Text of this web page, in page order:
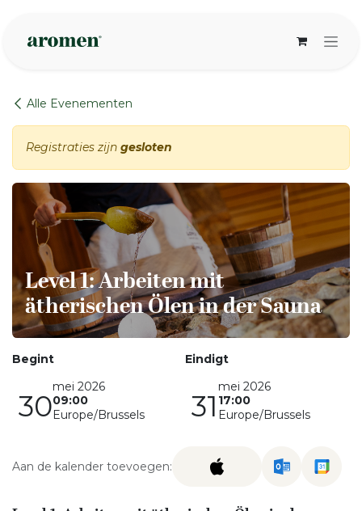
Alle Evenementen
Registraties zijn gesloten
Level 1: Arbeiten mit
ätherischen Ölen in der Sauna
Begint
30
mei 2026
09:00
Europe/Brussels
Eindigt
31
mei 2026
17:00
Europe/Brussels
Aan de kalender toevoegen: